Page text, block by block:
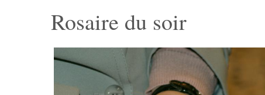
Rosaire du soir